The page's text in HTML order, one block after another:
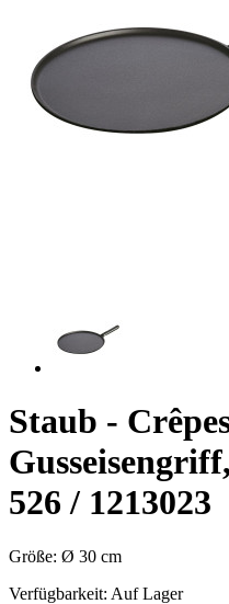
Staub -
526 / 1213023
Größe: Ø 30 cm
Verfügbarkeit: Auf Lager